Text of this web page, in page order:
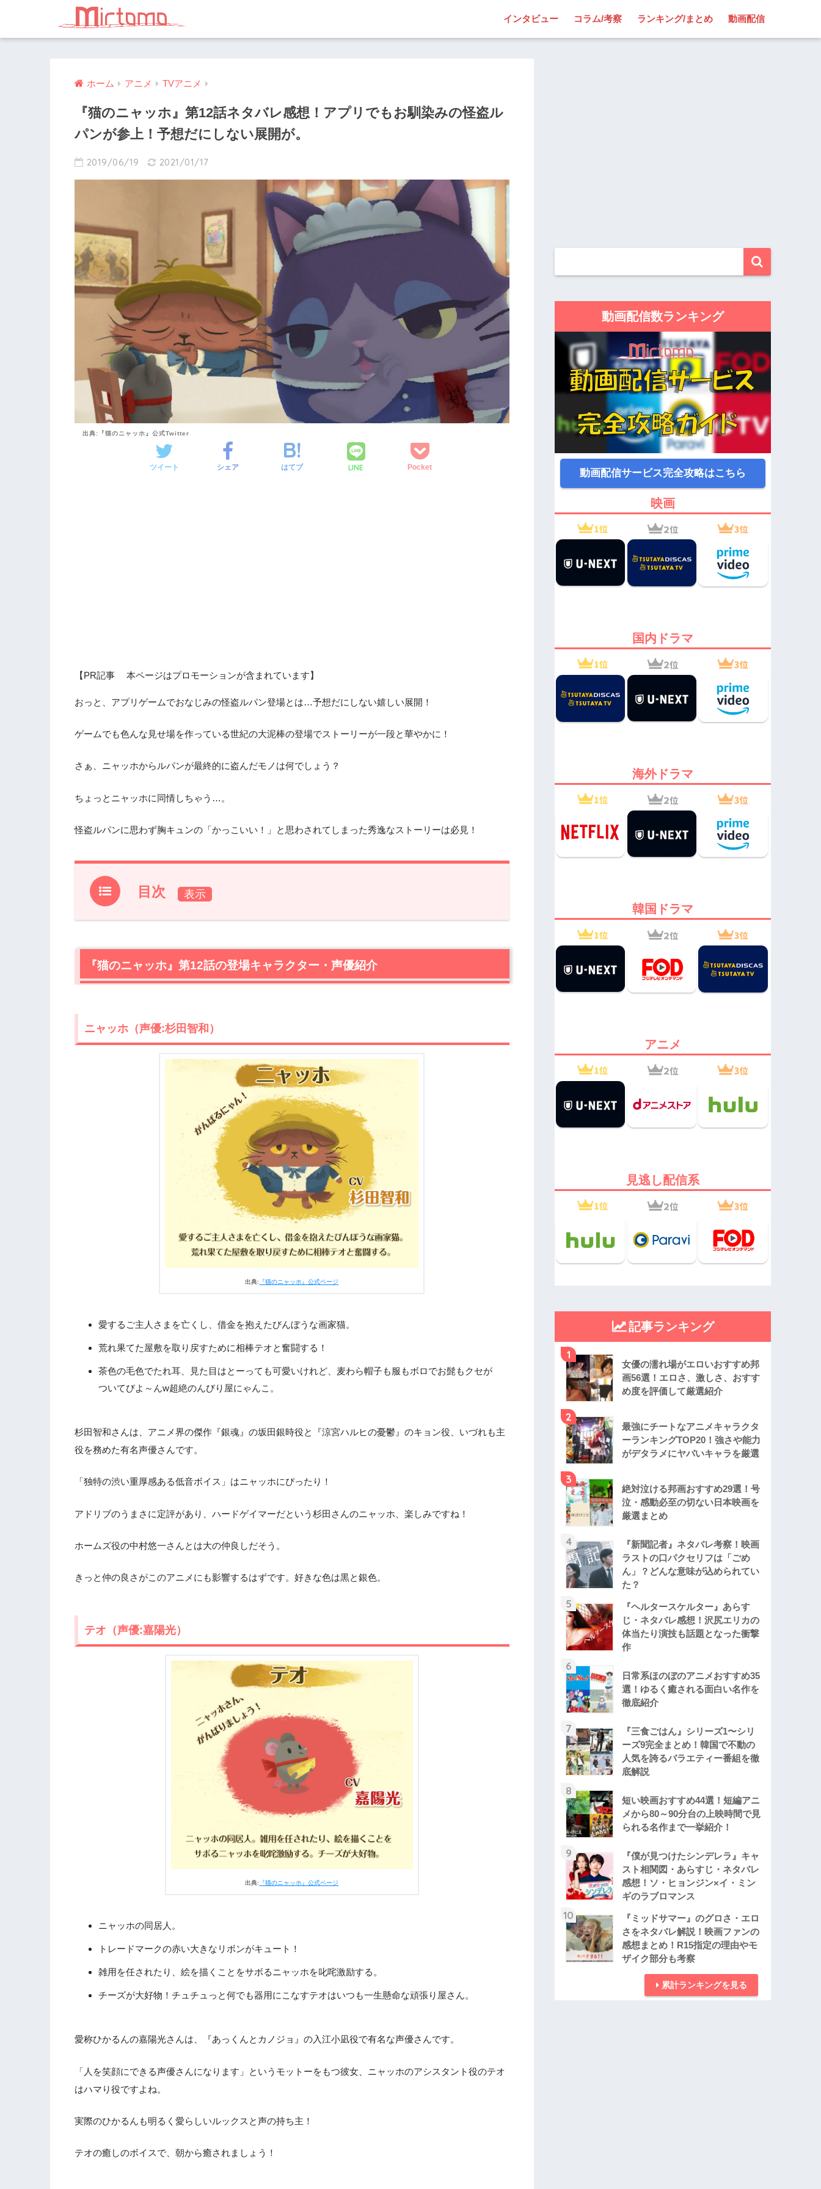
インタビュー コラム/考察 ランキング/まとめ 動画配信
ホーム アニメ TVアニメ
『猫のニャッホ』第12話ネタバレ感想！アプリでもお馴染みの怪盗ル
パンが参上！予想だにしない展開が。
2019/06/19 2021/01/17
出典:『猫のニャッホ』公式Twitter
ツイート シェア はてブ LINE Pocket
【PR記事 本ページはプロモーションが含まれています】
おっと、アプリゲームでおなじみの怪盗ルパン登場とは…予想だにしない嬉しい展開！
ゲームでも色んな見せ場を作っている世紀の大泥棒の登場でストーリーが一段と華やかに！
さぁ、ニャッホからルパンが最終的に盗んだモノは何でしょう？
ちょっとニャッホに同情しちゃう…。
怪盗ルパンに思わず胸キュンの「かっこいい！」と思わされてしまった秀逸なストーリーは必見！
目次
1.『猫のニャッホ』第12話の登場キャラクター・声優紹介
テオ（声優:嘉陽光）
1.3 キキ（声優:相馬優）
【ネタバレ】『猫のニャッホ』第12話「怪盗ルパン参上！」感想レビュー
3.1カフェ・モンパルナス駆け込んできたニャッホ、その理由は？
怪盗ルパンのおかげ！？街でウワサのニャッホ画伯
キキの商才発揮！怪盗ルパンに絵を盗まれた画家ニャッホの「似顔絵即売会」
華麗な手口にキキも惚れた…怪盗ルパンの本当のお目当ては？
怪盗ルパンに返却された名画・ニャッホ作「一足の靴」
『猫のニャッホ』第12話まとめ
『猫のニャッホ』他話のネタバレ記事一覧
『猫のニャッホ』第12話の登場キャラクター・声優紹介
ニャッホ（声優:杉田智和）
出典: 『猫のニャッホ』公式ページ
愛するご主人さまを亡くし、借金を抱えたびんぼうな画家猫。
荒れ果てた屋敷を取り戻すために相棒テオと奮闘する！
茶色の毛色でたれ耳、見た目はとーっても可愛いけれど、麦わら帽子も服もボロでお髭もクセが
ついてびよ～んw超絶のんびり屋にゃんこ。
杉田智和さんは、アニメ界の傑作『銀魂』の坂田銀時役と『涼宮ハルヒの憂鬱』のキョン役、いづれも主
役を務めた有名声優さんです。
「独特の渋い重厚感ある低音ボイス」はニャッホにぴったり！
アドリブのうまさに定評があり、ハードゲイマーだという杉田さんのニャッホ、楽しみですね！
ホームズ役の中村悠一さんとは大の仲良しだそう。
きっと仲の良さがこのアニメにも影響するはずです。好きな色は黒と銀色。
テオ（声優:嘉陽光）
出典: 『猫のニャッホ』公式ページ
ニャッホの同居人。
トレードマークの赤い大きなリボンがキュート！
雑用を任されたり、絵を描くことをサボるニャッホを叱咤激励する。
チーズが大好物！チュチュっと何でも器用にこなすテオはいつも一生懸命な頑張り屋さん。
愛称ひかるんの嘉陽光さんは、『あっくんとカノジョ』の入江小凪役で有名な声優さんです。
「人を笑顔にできる声優さんになります」というモットーをもつ彼女、ニャッホのアシスタント役のテオ
はハマり役ですよね。
実際のひかるんも明るく愛らしいルックスと声の持ち主！
テオの癒しのボイスで、朝から癒されましょう！
動画配信数ランキング
動画配信サービス完全攻略はこちら
映画
国内ドラマ
海外ドラマ
韓国ドラマ
アニメ
見逃し配信系
記事ランキング
1
女優の濡れ場がエロいおすすめ邦
画56選！エロさ、激しさ、おすす
め度を評価して厳選紹介
2
最強にチートなアニメキャラクタ
ーランキングTOP20！強さや能力
がデタラメにヤバいキャラを厳選
3
絶対泣ける邦画おすすめ29選！号
泣・感動必至の切ない日本映画を
厳選まとめ
4
『新聞記者』ネタバレ考察！映画
ラストの口パクセリフは「ごめ
ん」？どんな意味が込められてい
た？
5
『ヘルタースケルター』あらす
じ・ネタバレ感想！沢尻エリカの
体当たり演技も話題となった衝撃
作
6
日常系ほのぼのアニメおすすめ35
選！ゆるく癒される面白い名作を
徹底紹介
7
『三食ごはん』シリーズ1〜シリ
ーズ9完全まとめ！韓国で不動の
人気を誇るバラエティー番組を徹
底解説
8
短い映画おすすめ44選！短編アニ
メから80～90分台の上映時間で見
られる名作まで一挙紹介！
9
『僕が見つけたシンデレラ』キャ
スト相関図・あらすじ・ネタバレ
感想！ソ・ヒョンジン×イ・ミン
ギのラブロマンス
10
『ミッドサマー』のグロさ・エロ
さをネタバレ解説！映画ファンの
感想まとめ！R15指定の理由やモ
ザイク部分も考察
累計ランキングを見る